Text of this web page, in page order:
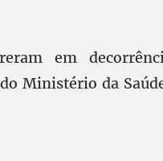
em
Ministério da